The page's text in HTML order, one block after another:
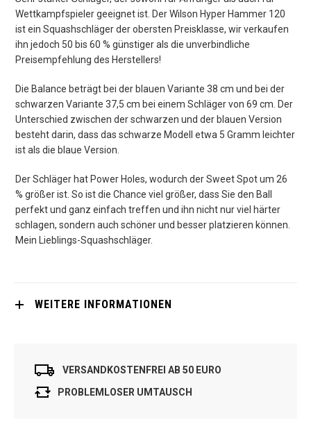
Wettkampfspieler geeignet ist. Der Wilson Hyper Hammer 120
ist ein Squashschläger der obersten Preisklasse, wir verkaufen
ihn jedoch 50 bis 60 % günstiger als die unverbindliche
Preisempfehlung des Herstellers!
Die Balance beträgt bei der blauen Variante 38 cm und bei der
schwarzen Variante 37,5 cm bei einem Schläger von 69 cm. Der
Unterschied zwischen der schwarzen und der blauen Version
besteht darin, dass das schwarze Modell etwa 5 Gramm leichter
ist als die blaue Version.
Der Schläger hat Power Holes, wodurch der Sweet Spot um 26
% größer ist. So ist die Chance viel größer, dass Sie den Ball
perfekt und ganz einfach treffen und ihn nicht nur viel härter
schlagen, sondern auch schöner und besser platzieren können.
Mein Lieblings-Squashschläger.
WEITERE INFORMATIONEN
VERSANDKOSTENFREI AB 50 EURO
PROBLEMLOSER UMTAUSCH